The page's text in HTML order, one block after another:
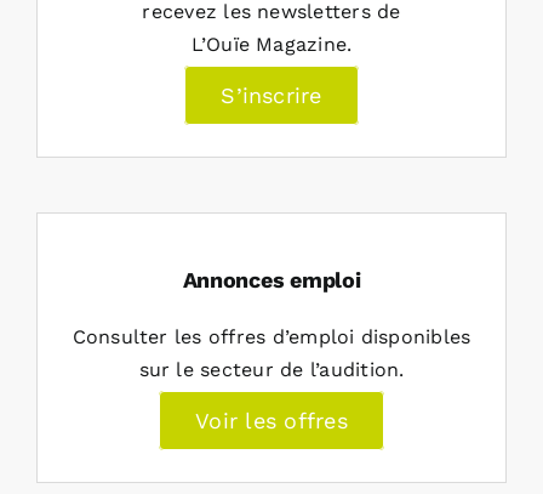
recevez les newsletters de
L’Ouïe Magazine.
S’inscrire
Annonces emploi
Consulter les offres d’emploi disponibles
sur le secteur de l’audition.
Voir les offres